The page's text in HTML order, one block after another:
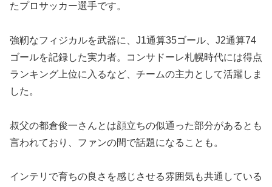
たプロサッカー選手です。
強靭なフィジカルを武器に、J1通算35ゴール、J2通算74
ゴールを記録した実力者。コンサドーレ札幌時代には得点
ランキング上位に入るなど、チームの主力として活躍しま
した。
叔父の都倉俊一さんとは顔立ちの似通った部分があるとも
言われており、ファンの間で話題になることも。
インテリで育ちの良さを感じさせる雰囲気も共通している